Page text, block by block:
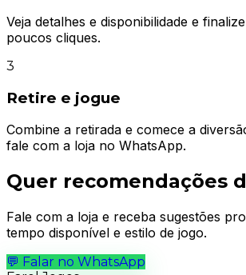
Veja detalhes e disponibilidade e
poucos cliques.
3
Retire e jogue
Combine a retirada e comece a
fale com a loja no WhatsApp.
Quer recomendações
Fale com a loja e receba sugestões
tempo disponível e estilo de jogo.
💬 Falar no WhatsApp